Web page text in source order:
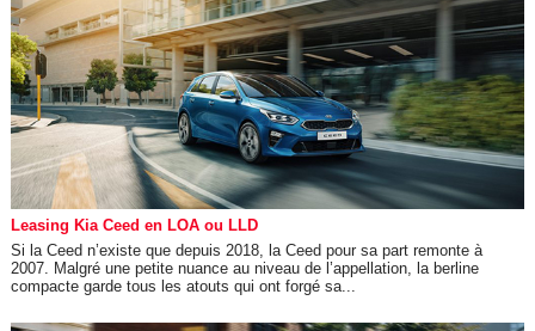
Leasing Kia Ceed en LOA ou LLD
Si la Ceed n’existe que depuis 2018, la Ceed pour sa part remonte à
2007. Malgré une petite nuance au niveau de l’appellation, la berline
compacte garde tous les atouts qui ont forgé sa...